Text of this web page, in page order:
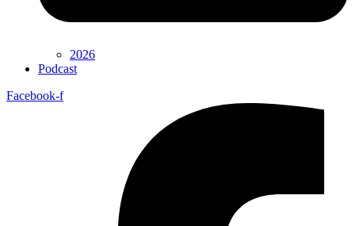
2026
Podcast
Facebook-f